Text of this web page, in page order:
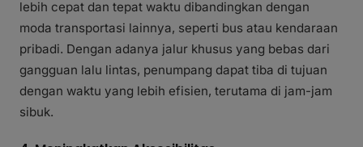
lebih cepat dan tepat waktu dibandingkan dengan
moda transportasi lainnya, seperti bus atau kendaraan
pribadi. Dengan adanya jalur khusus yang bebas dari
gangguan lalu lintas, penumpang dapat tiba di tujuan
dengan waktu yang lebih efisien, terutama di jam-jam
sibuk.